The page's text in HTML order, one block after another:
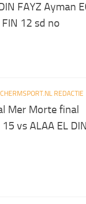
FAYZ Ayman
12 sd no
REDACTIE
Mer Morte final
vs ALAA EL DIN